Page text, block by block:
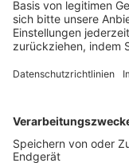
Login SpielPlus
FOLGE DEM BFV
TOP-VEREINE